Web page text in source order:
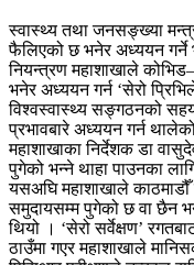
स्वास्थ्य तथा जनसङ्ख्या
फैलिएको छ भनेर अध्ययन गर्ने
नियन्त्रण महाशाखाले
भनेर अध्ययन गर्न ‘सेरो
विश्वस्वास्थ्य सङ्गठनको
प्रभावबारे अध्ययन गर्न
महाशाखाका निर्देशक डा
पुगेको भन्ने थाहा पाउनका
यसअघि महाशाखाले
समुदायसम्म पुगेको छ वा छैन
थियो । ‘सेरो सर्वेक्षण’
ठाउँमा गएर महाशाखाले